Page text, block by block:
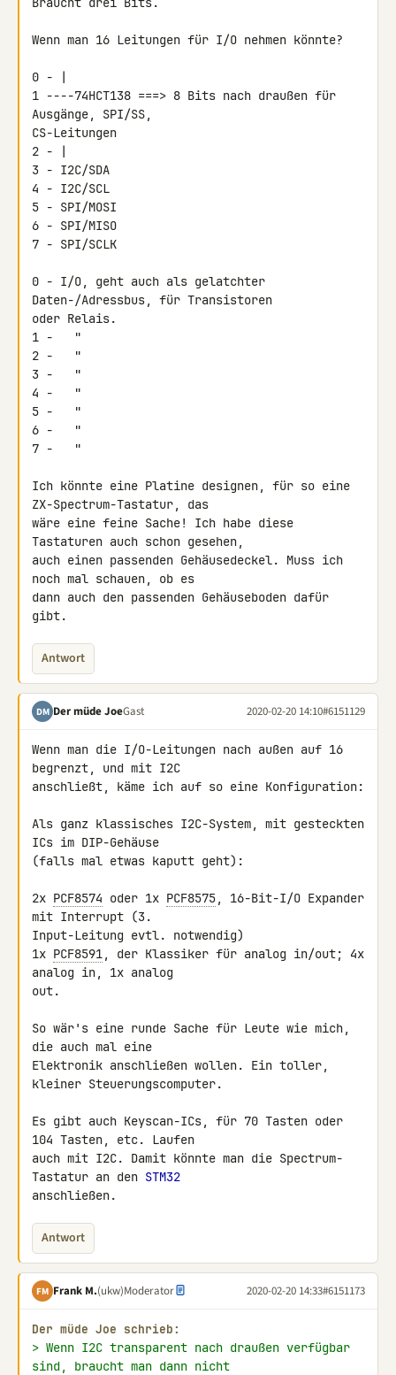
Wenn man 16 Leitungen für I/O nehmen könnte?
0 - |
1 ----74HCT138 ===> 8 Bits nach draußen für
Ausgänge, SPI/SS,
CS-Leitungen
2 - |
3 - I2C/SDA
4 - I2C/SCL
5 - SPI/MOSI
6 - SPI/MISO
7 - SPI/SCLK
0 - I/O, geht auch als gelatchter
Daten-/Adressbus, für Transistoren
oder Relais.
1 -   "
2 -   "
3 -   "
4 -   "
5 -   "
6 -   "
7 -   "
Ich könnte eine Platine designen, für so eine
ZX-Spectrum-Tastatur, das
wäre eine feine Sache! Ich habe diese
Tastaturen auch schon gesehen,
auch einen passenden Gehäusedeckel. Muss ich
noch mal schauen, ob es
dann auch den passenden Gehäuseboden dafür
gibt.
Antwort
DM Der müde JoeGast 2020-02-20 14:10#6151129
Wenn man die I/O-Leitungen nach außen auf 16
begrenzt, und mit I2C
anschließt, käme ich auf so eine Konfiguration:
Als ganz klassisches I2C-System, mit gesteckten
ICs im DIP-Gehäuse
(falls mal etwas kaputt geht):
2x PCF8574 oder 1x PCF8575, 16-Bit-I/O Expander
mit Interrupt (3.
Input-Leitung evtl. notwendig)
1x PCF8591, der Klassiker für analog in/out; 4x
analog in, 1x analog
out.
So wär's eine runde Sache für Leute wie mich,
die auch mal eine
Elektronik anschließen wollen. Ein toller,
kleiner Steuerungscomputer.
Es gibt auch Keyscan-ICs, für 70 Tasten oder
104 Tasten, etc. Laufen
auch mit I2C. Damit könnte man die Spectrum-
Tastatur an den STM32
anschließen.
Antwort
FM Frank M.(ukw)Moderator 2020-02-20 14:33#6151173
Der müde Joe schrieb:
> Wenn I2C transparent nach draußen verfügbar
sind, braucht man dann nicht